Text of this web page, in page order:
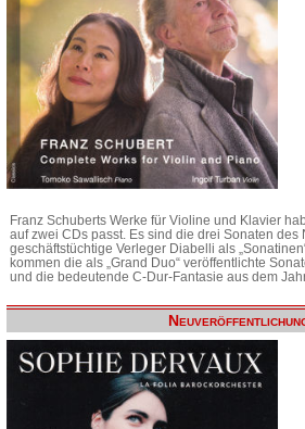
Franz Schuberts Werke für Violine und Klavier
auf zwei CDs passt. Es sind die drei Sonaten
geschäftstüchtige Verleger Diabelli als
kommen die als „Grand Duo“ veröffentlichte
und die bedeutende C-Dur-Fantasie aus dem